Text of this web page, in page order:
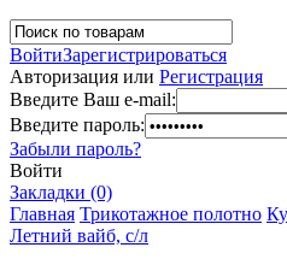
ВойтиЗарегистрироваться
Авторизация или Регистрация
Введите Ваш e-mail:
Введите пароль:
Забыли пароль?
Войти
Закладки (0)
Главная Трикотажное полотно
Летний вайб, с/л